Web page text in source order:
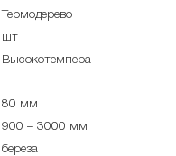
Термодерево
шт
Высокотемпера-
80 мм
900 – 3000 мм
береза